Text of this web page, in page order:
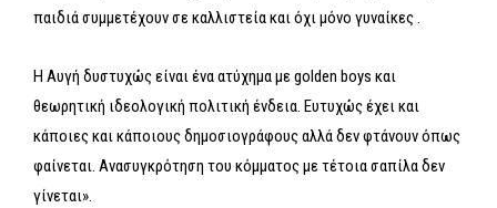
παιδιά συμμετέχουν σε καλλιστεία και όχι μόνο γυναίκες .
Η Αυγή δυστυχώς είναι ένα ατύχημα με golden boys και
θεωρητική ιδεολογική πολιτική ένδεια. Ευτυχώς έχει και
κάποιες και κάποιους δημοσιογράφους αλλά δεν φτάνουν όπως
φαίνεται. Ανασυγκρότηση του κόμματος με τέτοια σαπίλα δεν
γίνεται».